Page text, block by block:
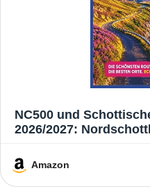
NC500 und
2026/2027:
Amazon